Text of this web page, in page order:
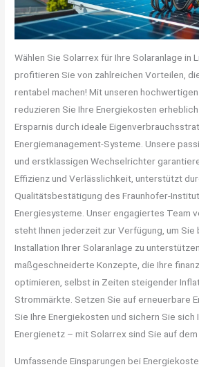
Wählen Sie Solarrex für Ihre Solaranlage in
profitieren Sie von zahlreichen Vorteilen,
rentabel machen! Mit unseren
reduzieren Sie Ihre Energiekosten
Ersparnis durch ideale
Energiemanagement-Systeme. Unsere
und erstklassigen Wechselrichter
Effizienz und Verlässlichkeit, unterstützt
Qualitätsbestätigung des Fraunhofer-
Energiesysteme. Unser engagiertes Team
steht Ihnen jederzeit zur Verfügung, um Sie
Installation Ihrer Solaranlage zu
maßgeschneiderte Konzepte, die Ihre
optimieren, selbst in Zeiten steigender
Strommärkte. Setzen Sie auf erneuerbare
Sie Ihre Energiekosten und sichern Sie sich
Energienetz – mit Solarrex sind Sie auf
Umfassende Einsparungen bei